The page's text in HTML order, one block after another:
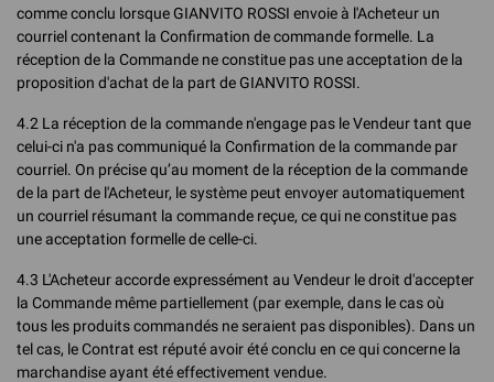
comme conclu lorsque GIANVITO ROSSI envoie à l'Acheteur un
courriel contenant la Confirmation de commande formelle. La
réception de la Commande ne constitue pas une acceptation de la
proposition d'achat de la part de GIANVITO ROSSI.
4.2 La réception de la commande n'engage pas le Vendeur tant que
celui-ci n'a pas communiqué la Confirmation de la commande par
courriel. On précise qu’au moment de la réception de la commande
de la part de l'Acheteur, le système peut envoyer automatiquement
un courriel résumant la commande reçue, ce qui ne constitue pas
une acceptation formelle de celle-ci.
4.3 L'Acheteur accorde expressément au Vendeur le droit d'accepter
la Commande même partiellement (par exemple, dans le cas où
tous les produits commandés ne seraient pas disponibles). Dans un
tel cas, le Contrat est réputé avoir été conclu en ce qui concerne la
marchandise ayant été effectivement vendue.